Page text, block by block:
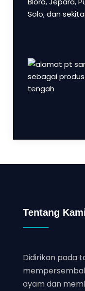
Tentang
Didirikan pada
ayam dan